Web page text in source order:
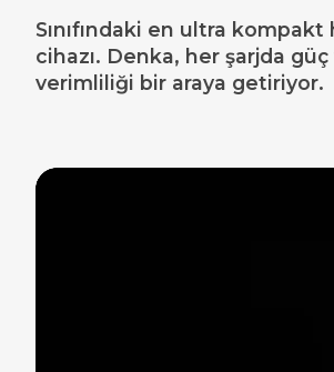
Sınıfındaki en ultra kompakt
cihazı. Denka, her şarjda güç
verimliliği bir araya getiriyor.